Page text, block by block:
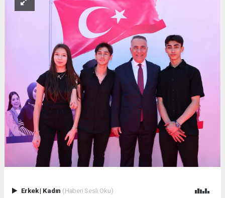
Erkek| Kadın (Haberi Sesli Oku)